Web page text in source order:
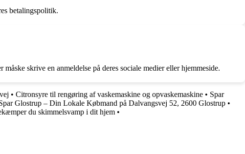
betalingspolitik.
skrive en anmeldelse på deres sociale medier eller hjemmeside.
• Citronsyre til rengøring af vaskemaskine og opvaskemaskine • Spar
Glostrup – Din Lokale Købmand på Dalvangsvej 52, 2600 Glostrup •
du skimmelsvamp i dit hjem •